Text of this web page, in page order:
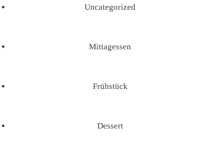
Uncategorized
Mittagessen
Frühstück
Dessert